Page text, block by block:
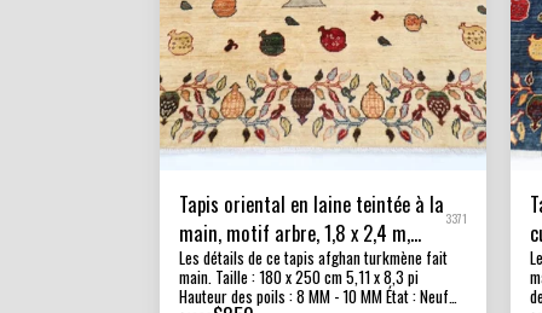
Tapis oriental en laine teintée à la
main, motif arbre, 1,8 x 2,4 m,
afghan, noué à la main
3371
Les détails de ce tapis afghan turkmène fait
main. Taille : 180 x 250 cm 5,11 x 8,3 pi
Hauteur des poils : 8 MM - 10 MM État : Neuf